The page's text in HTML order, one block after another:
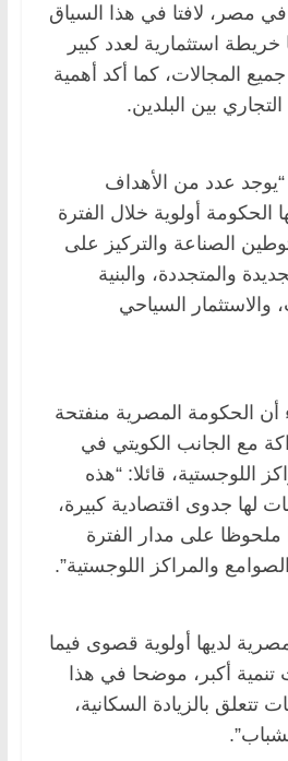
في مصر، لافتا في هذا السياق
استثمارية لعدد كبير
المجالات، كما أكد أهمية
بين البلدين.
عدد من الأهداف
الحكومة أولوية خلال الفترة
الصناعة والتركيز على
والمتجددة، والبنية
والاستثمار السياحي
الحكومة المصرية منفتحة
مع الجانب الكويتي في
اللوجستية، قائلا: “هذه
لها جدوى اقتصادية كبيرة،
على مدار الفترة
والمراكز اللوجستية”.
لديها أولوية قصوى فيما
تنمية أكبر، موضحا في هذا
تتعلق بالزيادة السكانية،